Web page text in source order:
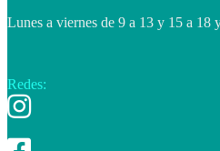
Lunes a viernes de 9 a 13 y 15 a 18
Redes: